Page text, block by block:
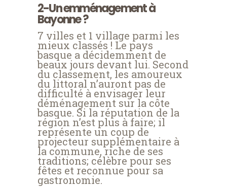
2-Un emménagement à
Bayonne ?
7 villes et 1 village parmi les
mieux classés ! Le pays
basque a décidemment de
beaux jours devant lui. Second
du classement, les amoureux
du littoral n’auront pas de
difficulté à envisager leur
déménagement sur la côte
basque. Si la réputation de la
région n’est plus à faire; il
représente un coup de
projecteur supplémentaire à
la commune, riche de ses
traditions; célèbre pour ses
fêtes et reconnue pour sa
gastronomie.